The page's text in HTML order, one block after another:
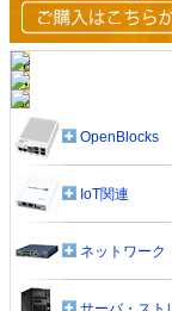
OpenBlocks
IoT関連
ネットワーク